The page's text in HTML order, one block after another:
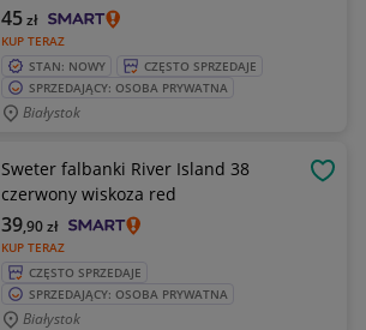
KUP TERAZ
45zł
STAN: NOWY
CZĘSTO SPRZEDAJE
SPRZEDAJĄCY: OSOBA PRYWATNA
Białystok
Sweter falbanki River Island 38
czerwony wiskoza red
KUP TERAZ
39,90zł
CZĘSTO SPRZEDAJE
SPRZEDAJĄCY: OSOBA PRYWATNA
Białystok